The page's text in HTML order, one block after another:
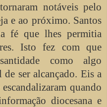
notáveis pelo
e ao próximo. Santos
fé que lhes permitia
Isto fez com que
como algo
ser alcançado. Eis a
quando
diocesana e